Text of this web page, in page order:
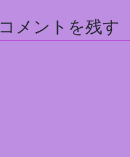
コメントを残す